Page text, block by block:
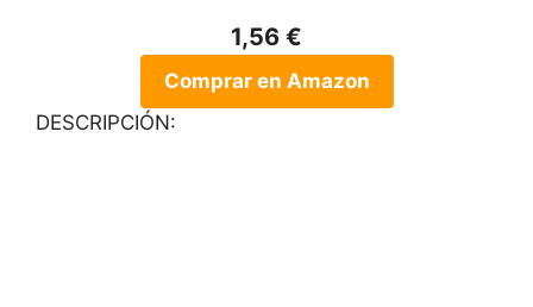
1,56 €
Comprar en Amazon
DESCRIPCIÓN: